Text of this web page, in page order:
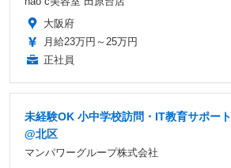
大阪府
月給23万円～25万円
正社員
未経験OK 小中学校訪問・IT教育サポート
@北区
マンパワーグループ株式会社